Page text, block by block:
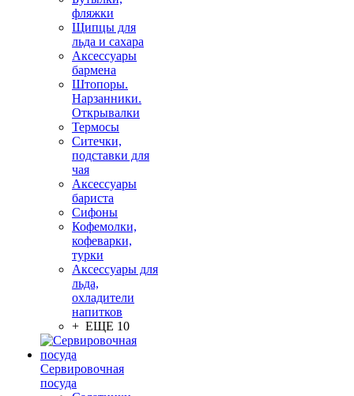
фляжки
Щипцы для
льда и сахара
Аксессуары
бармена
Штопоры.
Нарзанники.
Открывалки
Термосы
Ситечки,
подставки для
чая
Аксессуары
бариста
Сифоны
Кофемолки,
кофеварки,
турки
Аксессуары для
льда,
охладители
напитков
+ ЕЩЕ 10
Сервировочная
посуда